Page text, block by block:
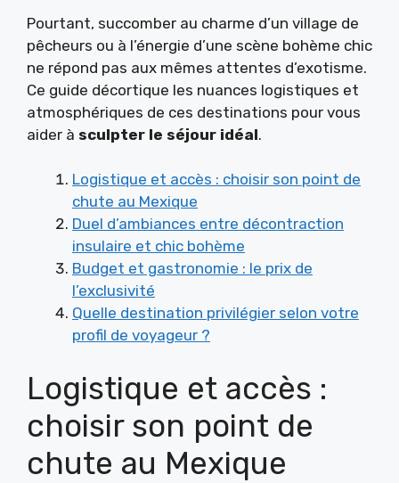
Pourtant, succomber au charme d’un village de
pêcheurs ou à l’énergie d’une scène bohème chic
ne répond pas aux mêmes attentes d’exotisme.
Ce guide décortique les nuances logistiques et
atmosphériques de ces destinations pour vous
aider à sculpter le séjour idéal.
Logistique et accès : choisir son point de
chute au Mexique
Duel d’ambiances entre décontraction
insulaire et chic bohème
Budget et gastronomie : le prix de
l’exclusivité
Quelle destination privilégier selon votre
profil de voyageur ?
Logistique et accès :
choisir son point de
chute au Mexique